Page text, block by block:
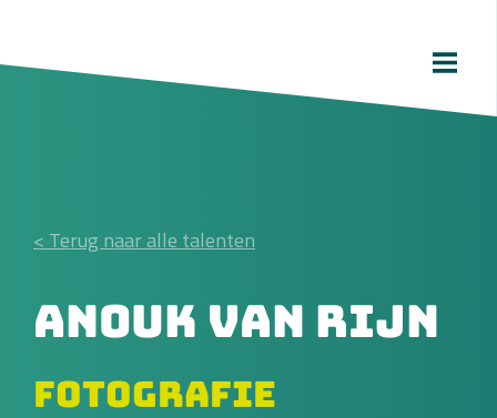
< Terug naar alle talenten
Anouk van Rijn
Fotografie